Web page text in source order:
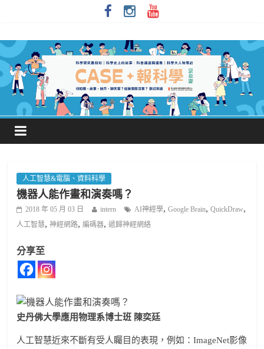
人工智慧&電腦、資料科學
機器人能作畫和演奏嗎？
2018 年 05 月 03 日 intern AI神經學,Google Brain,QuickDraw,
人工智慧,神經網路,編碼器,遞歸神經網絡
分享至
史丹佛大學應用物理系博士班 陳奕廷
人工智慧近來不斷有受人矚目的表現，例如：ImageNet影像